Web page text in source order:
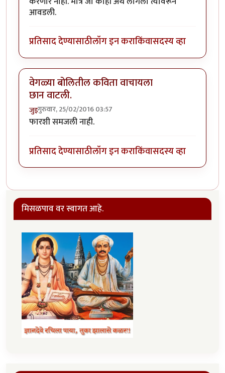
आवडली.
प्रतिसाद देण्यासाठीलॉग इन कराकिंवासदस्य व्हा
वेगळ्या बोलितील कविता वाचायला
छान वाटली.
जुइगुरुवार, 25/02/2016 03:57
फारशी समजली नाही.
प्रतिसाद देण्यासाठीलॉग इन कराकिंवासदस्य व्हा
मिसळपाव वर स्वागत आहे.